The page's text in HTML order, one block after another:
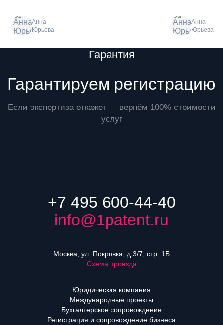
Анна
Юрьева
Анна
Юрьева
Гарантия
Гарантируем регистрацию
Если экспертиза откажет — вернём 100% стоимости
услуг
+7 495 600-44-40
info@1patent.ru
Москва, ул. Покровка, д.3/7, стр. 1Б
Схема проезда
Юридическая компания
Международные проекты
Бухгалтерское сопровождение
Регистрация и сопровождение бизнеса